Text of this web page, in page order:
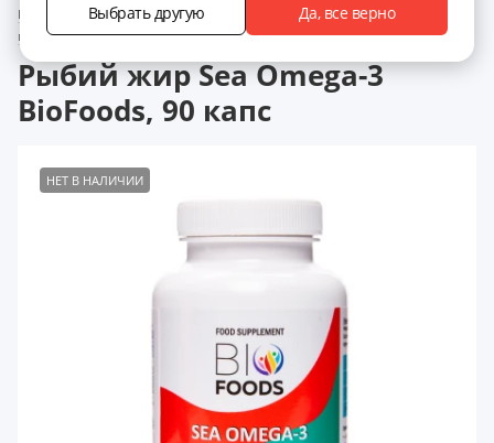
Выбрать другую Да, все верно
Главная Каталог товаров Витамины для здоровья волос
пищевые добавки
Рыбий жир Sea Omega-3 BioFoods, 90 капс
Рыбий жир Sea Omega-3
BioFoods, 90 капс
НЕТ В НАЛИЧИИ